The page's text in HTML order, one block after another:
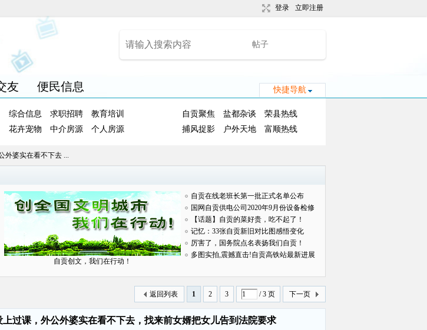
登录 立即注册
帖子
快捷导航
友 便民信息
综合信息 求职招聘
教育培训
花卉宠物
中介房源 个人房源
自贡聚焦 盐都杂谈
荣县热线
捕风捉影
户外天地 富顺热线
外婆实在看不下去 ...
自贡创文，我们在行动！
自贡在线老班长第一批正式名单公布
国网自贡供电公司2020年9月份设备检修
对外
【话题】自贡的菜好贵，吃不起了！
记忆：33张自贡新旧对比图感悟变化
厉害了，国务院点名表扬我们自贡！
多图实拍,震撼直击!自贡高铁站最新进展
1 2 3 / 3 页 下一页
返回列表
上过课，外公外婆实在看不下去，找来前女婿把女儿告到法院要求